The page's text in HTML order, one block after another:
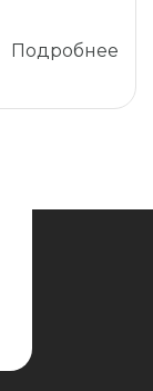
Подробнее